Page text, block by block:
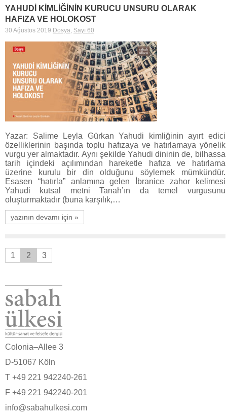
YAHUDİ KİMLİĞİNİN KURUCU UNSURU OLARAK
HAFIZA VE HOLOKOST
30 Ağustos 2019 Dosya, Sayı 60
Yazar: Salime Leyla Gürkan Yahudi kimliğinin ayırt edici
özelliklerinin başında toplu hafızaya ve hatırlamaya yönelik
vurgu yer almaktadır. Aynı şekilde Yahudi dininin de, bilhassa
tarih içindeki açılımından hareketle hafıza ve hatırlama
üzerine kurulu bir din olduğunu söylemek mümkündür.
Esasen “hatırla” anlamına gelen İbranice zahor kelimesi
Yahudi kutsal metni Tanah’ın da temel vurgusunu
oluşturmaktadır (buna karşılık,…
yazının devamı için »
1 2 3
Colonia–Allee 3
D-51067 Köln
T +49 221 942240-261
F +49 221 942240-201
info@sabahulkesi.com